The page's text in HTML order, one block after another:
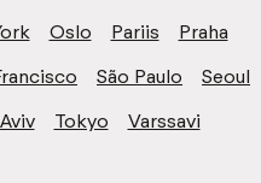
Oslo Pariis
Praha
São Paulo
Seoul
Tokyo Varssavi